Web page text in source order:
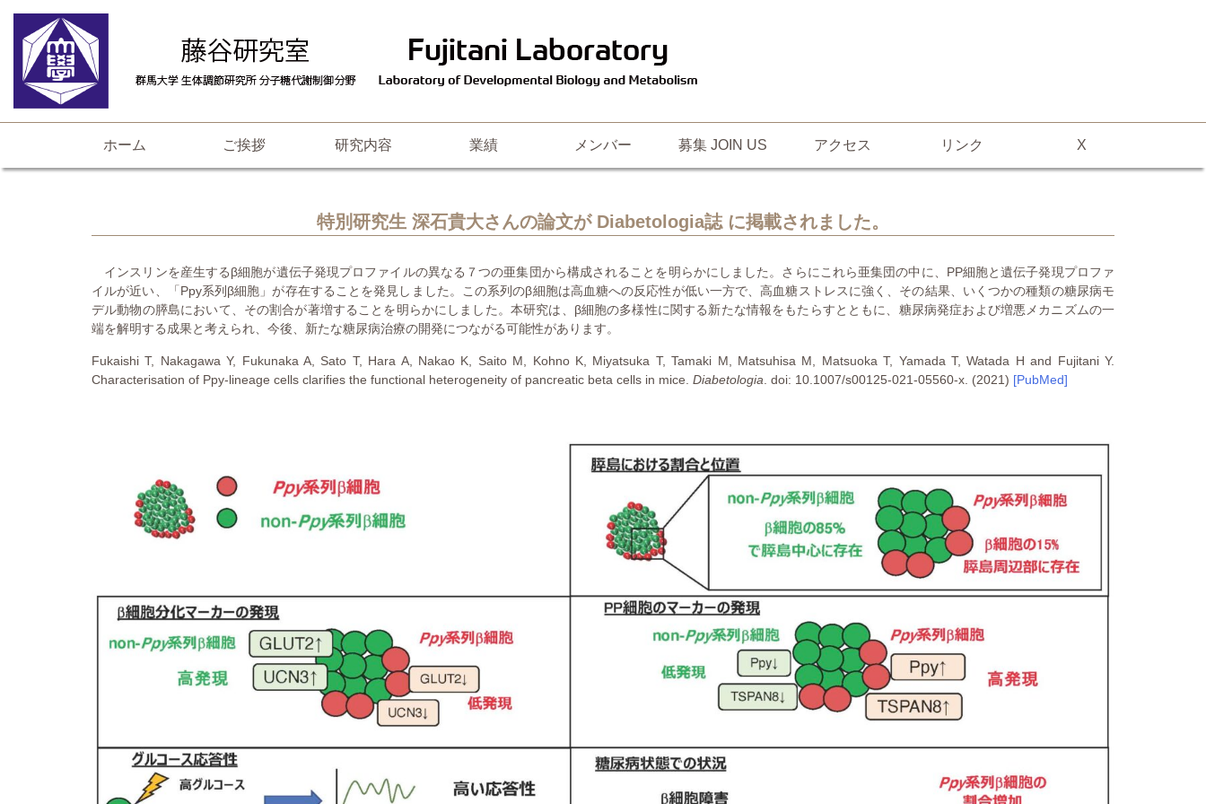
ホーム ご挨拶 研究内容 業績 メンバー 募集 JOIN US アクセス リンク X
特別研究生 深石貴大さんの論文が Diabetologia誌 に掲載されました。
インスリンを産生するβ細胞が遺伝子発現プロファイルの異なる７つの亜集団から構成されることを明らかにしました。さらにこれら亜集団の中に、PP細胞と遺伝子発現プロファ
イルが近い、「Ppy系列β細胞」が存在することを発見しました。この系列のβ細胞は高血糖への反応性が低い一方で、高血糖ストレスに強く、その結果、いくつかの種類の糖尿病モ
デル動物の膵島において、その割合が著増することを明らかにしました。本研究は、β細胞の多様性に関する新たな情報をもたらすとともに、糖尿病発症および増悪メカニズムの一
端を解明する成果と考えられ、今後、新たな糖尿病治療の開発につながる可能性があります。
Fukaishi T, Nakagawa Y, Fukunaka A, Sato T, Hara A, Nakao K, Saito M, Kohno K, Miyatsuka T, Tamaki M, Matsuhisa M, Matsuoka T, Yamada T, Watada H and Fujitani Y.
Characterisation of Ppy-lineage cells clarifies the functional heterogeneity of pancreatic beta cells in mice. Diabetologia . doi: 10.1007/s00125-021-05560-x. (2021) [PubMed]